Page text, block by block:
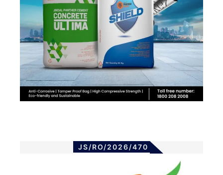
JS/RO/2026/470